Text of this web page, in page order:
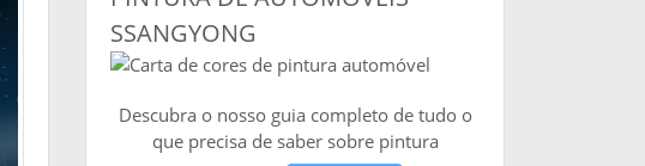
SSANGYONG
Descubra o nosso guia completo de tudo o
que precisa de saber sobre pintura